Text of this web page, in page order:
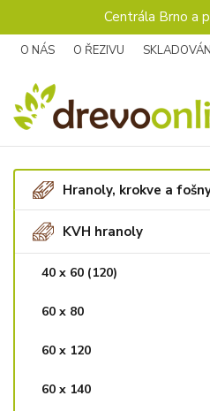
Centrála Brno a
O NÁS O ŘEZIVU
Hranoly, krokve a
KVH hranoly
40 x 60 (120)
60 x 80
60 x 120
60 x 140